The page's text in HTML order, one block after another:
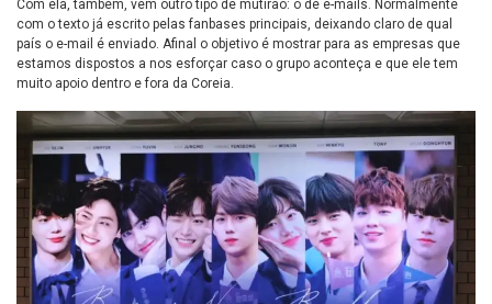
Com ela, também, vem outro tipo de mutirão: o de e-mails. Normalmente
com o texto já escrito pelas fanbases principais, deixando claro de qual
país o e-mail é enviado. Afinal o objetivo é mostrar para as empresas que
estamos dispostos a nos esforçar caso o grupo aconteça e que ele tem
muito apoio dentro e fora da Coreia.